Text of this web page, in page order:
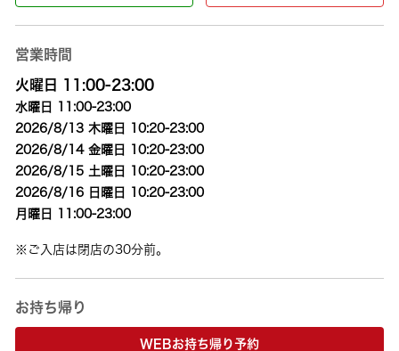
営業時間
火曜日 11:00-23:00
水曜日 11:00-23:00
2026/8/13 木曜日 10:20-23:00
2026/8/14 金曜日 10:20-23:00
2026/8/15 土曜日 10:20-23:00
2026/8/16 日曜日 10:20-23:00
月曜日 11:00-23:00
※ご入店は閉店の30分前。
お持ち帰り
WEBお持ち帰り予約